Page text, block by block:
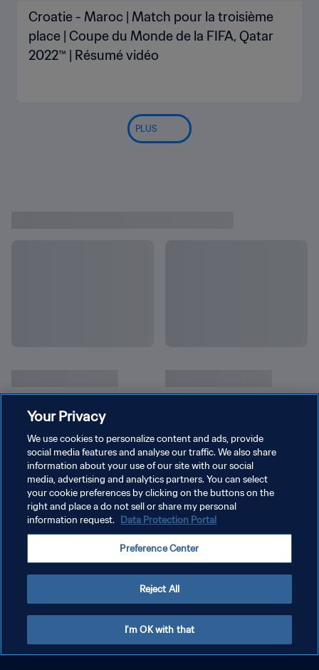
Croatie - Maroc | Match pour la troisième
place | Coupe du Monde de la FIFA, Qatar
2022™ | Résumé vidéo
PLUS
POLITIQUE DE CONFIDENTIALITÉ
CONDITIONS D'UTILISATION
GÉRER VOS PRÉFÉRENCES SUR LES COOKIES
Your Privacy
We use cookies to personalize content and ads, provide
social media features and analyse our traffic. We also share
information about your use of our site with our social
media, advertising and analytics partners. You can select
your cookie preferences by clicking on the buttons on the
right and place a do not sell or share my personal
information request. Data Protection Portal
Preference Center
Reject All
I'm OK with that